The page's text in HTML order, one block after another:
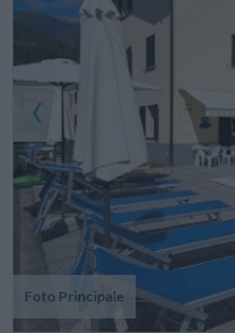
Foto Principale